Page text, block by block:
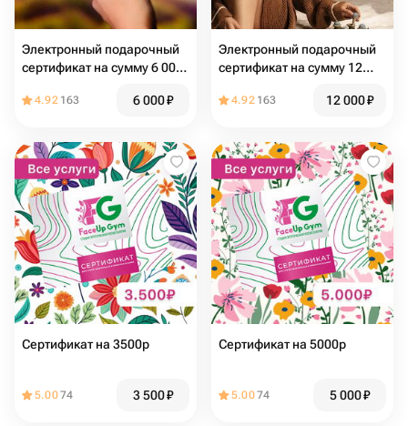
Электронный подарочный
сертификат на сумму 6 000
4.92 163 6 000₽
Электронный подарочный
сертификат на сумму 12
4.92 163 12 000₽
Сертификат на 3500р
5.0074 3 500₽
Сертификат на 5000р
5.0074 5 000₽